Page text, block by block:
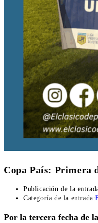
Copa País: Primera
Publicación de la
Categoría de la entrada:
Por la tercera fecha de